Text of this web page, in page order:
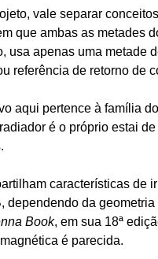
vale separar
que ambas as metades
usa apenas uma metade
referência de retorno de
aqui pertence à família
é o próprio estai
características
dependendo da
Book, em sua 18ª
é parecida.